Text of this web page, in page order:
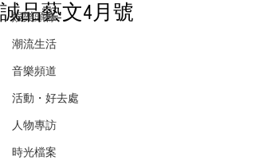
娛樂頭條
潮流生活
音樂頻道
活動・好去處
人物專訪
時光檔案
誠品藝文4月號